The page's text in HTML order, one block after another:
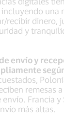
una
recibir dinero,
y
envío y
remesas
envío. Francia
más altas.